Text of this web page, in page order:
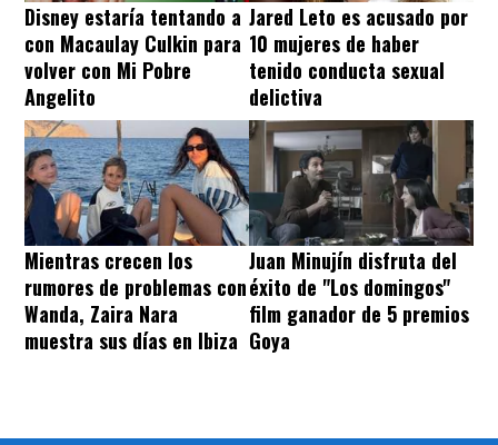
Disney estaría tentando a
con Macaulay Culkin para
volver con Mi Pobre
Angelito
Jared Leto es acusado por
10 mujeres de haber
tenido conducta sexual
delictiva
Mientras crecen los
rumores de problemas con
Wanda, Zaira Nara
muestra sus días en Ibiza
Juan Minujín disfruta del
éxito de "Los domingos"
film ganador de 5 premios
Goya